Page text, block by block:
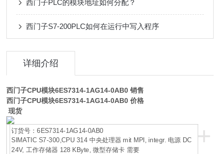
西门子PLC的模块地址如何分配？
西门子S7-200PLC如何在运行中写入程序
详细介绍
西门子CPU模块6ES7314-1AG14-0AB0 销售
西门子CPU模块6ES7314-1AG14-0AB0 价格
现货
+
订货号：6ES7314-1AG14-0AB0
SIMATIC S7-300,CPU 314 中央处理器 mit MPI, integr. 电源 DC
24V, 工作存储器 128 KByte, 微型存储卡 需要